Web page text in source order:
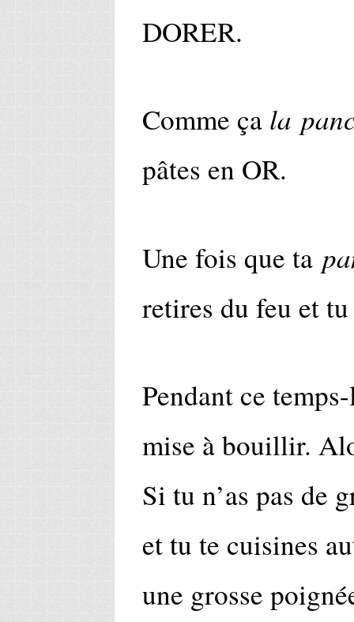
DORER.
Comme ça la
pâtes en OR.
Une fois que ta
retires du feu et
Pendant ce
mise à bouillir.
Si tu n’as pas de
et tu te cuisines
une grosse